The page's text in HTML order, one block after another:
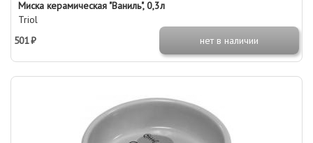
Миска керамическая "Ваниль", 0,3л
Triol
501 ₽
нет в наличии